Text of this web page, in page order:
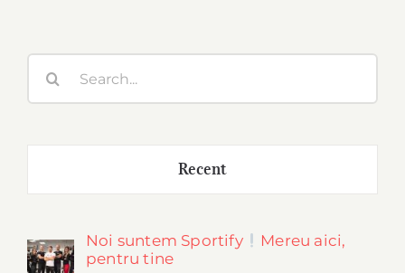
Recent
Noi suntem Sportify
Mereu aici,
pentru tine